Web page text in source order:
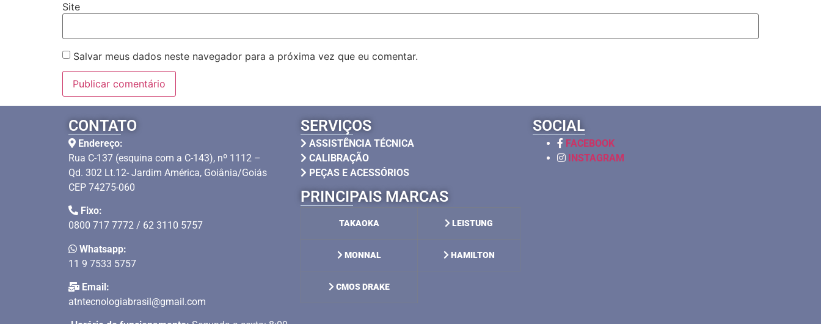
Site
Salvar meus dados neste navegador para a próxima vez que eu comentar.
CONTATO
Endereço:
Rua C-137 (esquina com a C-143), nº 1112 –
Qd. 302 Lt.12- Jardim América, Goiânia/Goiás
CEP 74275-060
Fixo:
0800 717 7772 / 62 3110 5757
Whatsapp:
11 9 7533 5757
Email:
atntecnologiabrasil@gmail.com
SERVIÇOS
ASSISTÊNCIA TÉCNICA
CALIBRAÇÃO
PEÇAS E ACESSÓRIOS
PRINCIPAIS MARCAS
TAKAOKA LEISTUNG
MONNAL HAMILTON
CMOS DRAKE
SOCIAL
FACEBOOK
INSTAGRAM